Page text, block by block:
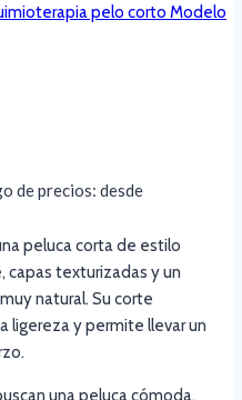
de precios: desde
peluca corta de estilo
capas texturizadas y un
natural. Su corte
ligereza y permite llevar un
una peluca cómoda,